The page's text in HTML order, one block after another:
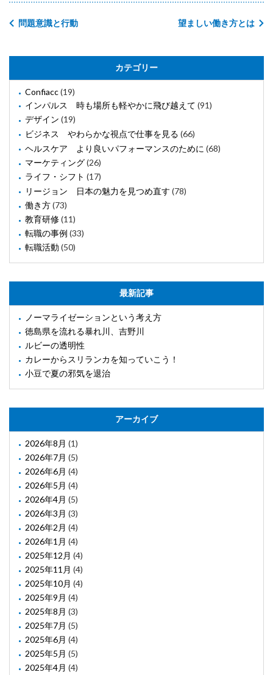
望ましい働き方とは
問題意識と行動
カテゴリー
Confiacc(19)
インパルス 時も場所も軽やかに飛び越えて (91)
デザイン (19)
ビジネス やわらかな視点で仕事を見る (66)
ヘルスケア より良いパフォーマンスのために (68)
マーケティング(26)
ライフ・シフト (17)
リージョン 日本の魅力を見つめ直す (78)
働き方(73)
教育研修(11)
転職の事例 (33)
転職活動 (50)
最新記事
ノーマライゼーションという考え方
徳島県を流れる暴れ川、吉野川
ルビーの透明性
カレーからスリランカを知っていこう！
小豆で夏の邪気を退治
アーカイブ
2026年8月 (1)
2026年7月 (5)
2026年6月 (4)
2026年5月 (4)
2026年4月 (5)
2026年3月 (3)
2026年2月 (4)
2026年1月 (4)
2025年12月 (4)
2025年11月 (4)
2025年10月 (4)
2025年9月 (4)
2025年8月 (3)
2025年7月 (5)
2025年6月 (4)
2025年5月 (5)
2025年4月 (4)